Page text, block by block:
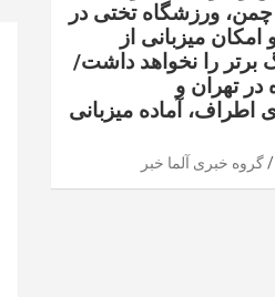
ورزشگاه تختی در
میزبانی از
برتر را نخواهد داشت/
تهران و
آماده میزبانی
گروه خبری آلما خبر